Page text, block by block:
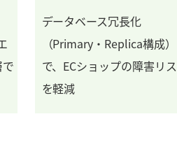
データベース冗長化
（Primary・Replica構成）
で、ECショップの障害リ
を軽減